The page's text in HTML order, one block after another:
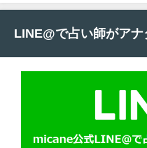
LINE@で占い師がアナ